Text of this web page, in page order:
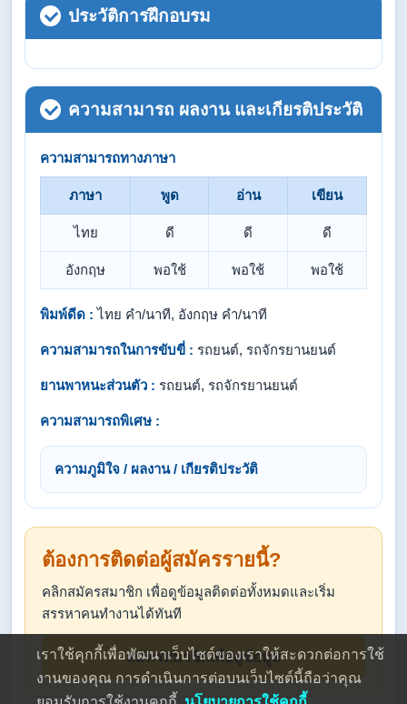
ประวัติการฝึกอบรม
ความสามารถ ผลงาน และเกียรติประวัติ
ความสามารถทางภาษา
ภาษา พูด อ่าน เขียน
ไทย ดี ดี ดี
อังกฤษ พอใช้ พอใช้ พอใช้
พิมพ์ดีด : ไทย คำ/นาที, อังกฤษ คำ/นาที
ความสามารถในการขับขี่ : รถยนต์, รถจักรยานยนต์
ยานพาหนะส่วนตัว : รถยนต์, รถจักรยานยนต์
ความสามารถพิเศษ :
ความภูมิใจ / ผลงาน / เกียรติประวัติ
ต้องการติดต่อผู้สมัครรายนี้?
คลิกสมัครสมาชิก เพื่อดูข้อมูลติดต่อทั้งหมดและเริ่ม
สรรหาคนทำงานได้ทันที
สมัครสมาชิกเพื่อดูข้อมูล
เราใช้คุกกี้เพื่อพัฒนาเว็บไซต์ของเราให้สะดวกต่อการใช้
งานของคุณ การดำเนินการต่อบนเว็บไซต์นี้ถือว่าคุณ